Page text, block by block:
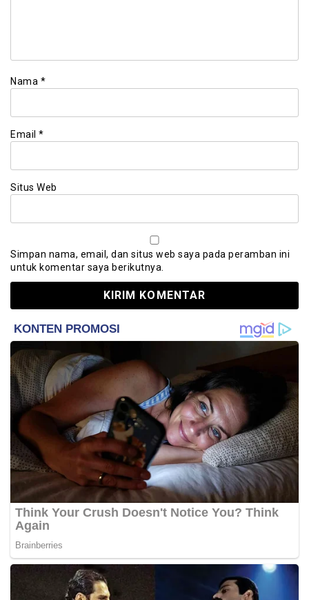
Nama *
Email *
Situs Web
Simpan nama, email, dan situs web saya pada peramban ini
untuk komentar saya berikutnya.